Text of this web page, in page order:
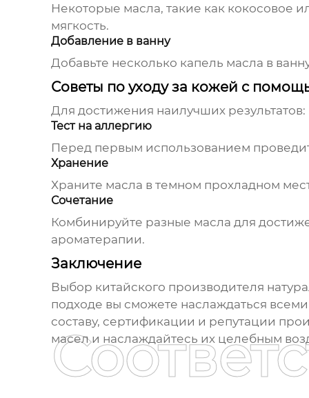
Некоторые масла, такие как кокосовое
мягкость.
Добавление в ванну
Добавьте несколько капель масла в
Советы по уходу за кожей с
Для достижения наилучших результатов:
Тест на аллергию
Перед первым использованием
Хранение
Храните масла в темном прохладном
Сочетание
Комбинируйте разные масла для
ароматерапии.
Заключение
Выбор китайского производителя
подходе вы сможете наслаждаться
составу, сертификации и репутации
масел и наслаждайтесь их целебным